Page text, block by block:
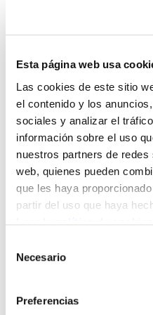
Esta página web usa
Las cookies de este sitio
el contenido y los
sociales y analizar el
información sobre el uso
nuestros partners de
web, quienes pueden
que les haya
partir del uso que haya
Necesario
Preferencias
informe de la empresa
la ampliación de jornada
2.- Incumplimiento
acuerdos: Esta decisión
Gobierno de manera
dejando así sin derecho a
colectivo. Realizando así,
persiguiendo durante
últimas reformas, acabar
acuerdos; es decir cómo y
cambió un acuerdo.
el acuerdo de mesa
consecuencia del éxito de
social en el 99.